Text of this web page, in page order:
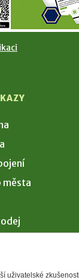
města
uživatelské